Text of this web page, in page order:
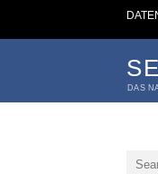
DAS